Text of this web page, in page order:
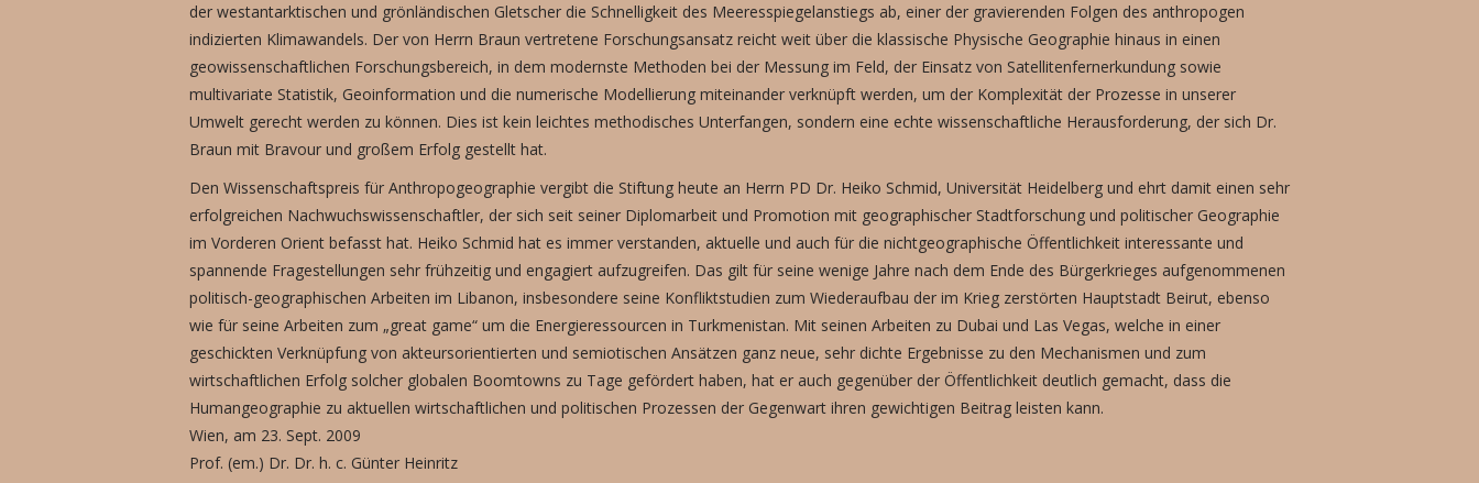
der westantarktischen und grönländischen Gletscher die Schnelligkeit des Meeresspiegelanstiegs ab, einer der gravierenden Folgen des anthropogen
indizierten Klimawandels. Der von Herrn Braun vertretene Forschungsansatz reicht weit über die klassische Physische Geographie hinaus in einen
geowissenschaftlichen Forschungsbereich, in dem modernste Methoden bei der Messung im Feld, der Einsatz von Satellitenfernerkundung sowie
multivariate Statistik, Geoinformation und die numerische Modellierung miteinander verknüpft werden, um der Komplexität der Prozesse in unserer
Umwelt gerecht werden zu können. Dies ist kein leichtes methodisches Unterfangen, sondern eine echte wissenschaftliche Herausforderung, der sich Dr.
Braun mit Bravour und großem Erfolg gestellt hat.
Den Wissenschaftspreis für Anthropogeographie vergibt die Stiftung heute an Herrn PD Dr. Heiko Schmid, Universität Heidelberg und ehrt damit einen sehr
erfolgreichen Nachwuchswissenschaftler, der sich seit seiner Diplomarbeit und Promotion mit geographischer Stadtforschung und politischer Geographie
im Vorderen Orient befasst hat. Heiko Schmid hat es immer verstanden, aktuelle und auch für die nichtgeographische Öffentlichkeit interessante und
spannende Fragestellungen sehr frühzeitig und engagiert aufzugreifen. Das gilt für seine wenige Jahre nach dem Ende des Bürgerkrieges aufgenommenen
politisch-geographischen Arbeiten im Libanon, insbesondere seine Konfliktstudien zum Wiederaufbau der im Krieg zerstörten Hauptstadt Beirut, ebenso
wie für seine Arbeiten zum „great game“ um die Energieressourcen in Turkmenistan. Mit seinen Arbeiten zu Dubai und Las Vegas, welche in einer
geschickten Verknüpfung von akteursorientierten und semiotischen Ansätzen ganz neue, sehr dichte Ergebnisse zu den Mechanismen und zum
wirtschaftlichen Erfolg solcher globalen Boomtowns zu Tage gefördert haben, hat er auch gegenüber der Öffentlichkeit deutlich gemacht, dass die
Humangeographie zu aktuellen wirtschaftlichen und politischen Prozessen der Gegenwart ihren gewichtigen Beitrag leisten kann.
Wien, am 23. Sept. 2009
Prof. (em.) Dr. Dr. h. c. Günter Heinritz